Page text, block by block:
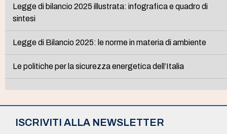
Legge di bilancio 2025 illustrata: infografica e quadro di
sintesi
Legge di Bilancio 2025: le norme in materia di ambiente
Le politiche per la sicurezza energetica dell’Italia
ISCRIVITI ALLA NEWSLETTER